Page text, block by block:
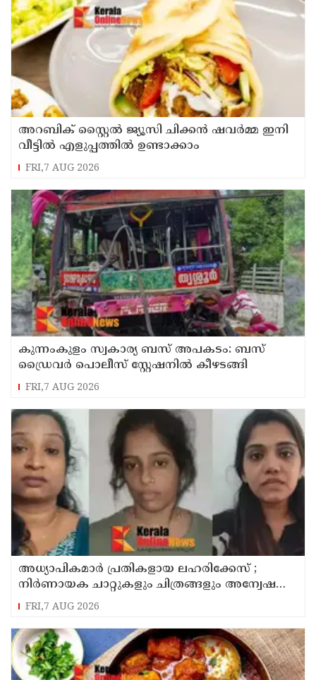
അറബിക് സ്റ്റൈൽ ജ്യൂസി ചിക്കൻ ഷവർമ്മ ഇനി
വീട്ടിൽ എളുപ്പത്തിൽ ഉണ്ടാക്കാം
FRI,7 AUG 2026
കുന്നംകുളം സ്വകാര്യ ബസ് അപകടം: ബസ്
ഡ്രൈവർ പൊലീസ് സ്റ്റേഷനിൽ കീഴടങ്ങി
FRI,7 AUG 2026
അധ്യാപികമാര്‍ പ്രതികളായ ലഹരിക്കേസ് ;
നിർണായക ചാറ്റുകളും ചിത്രങ്ങളും അന്വേഷണ
സംഘത്തിന്
FRI,7 AUG 2026